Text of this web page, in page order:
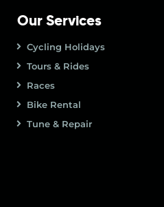
Our Services
Cycling Holidays
Tours & Rides
Races
Bike Rental
Tune & Repair